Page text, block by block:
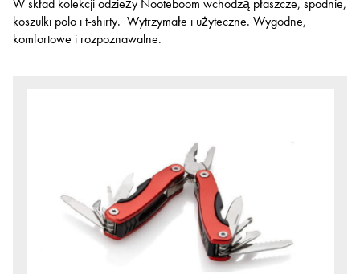
W skład kolekcji odzieży Nooteboom wchodzą płaszcze, spodnie,
koszulki polo i t-shirty. Wytrzymałe i użyteczne. Wygodne,
komfortowe i rozpoznawalne.